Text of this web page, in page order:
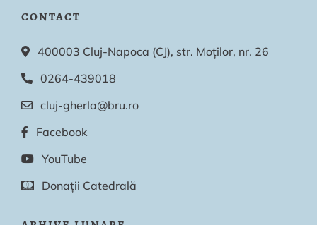
CONTACT
400003 Cluj-Napoca (CJ), str. Moților, nr. 26
0264-439018
cluj-gherla@bru.ro
Facebook
YouTube
Donații Catedrală